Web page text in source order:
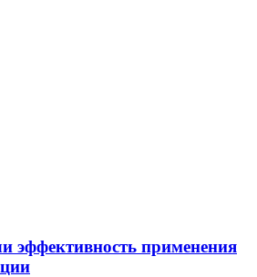
эффективность применения